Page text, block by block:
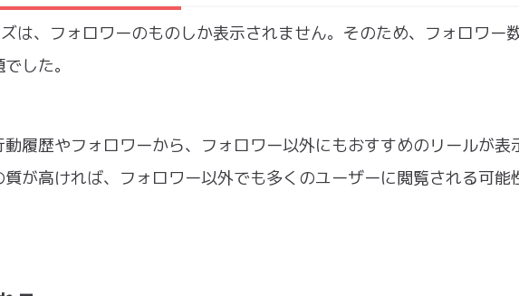
は、フォロワーのものしか表示されません。そのため、フォロワー
した。
履歴やフォロワーから、フォロワー以外にもおすすめのリールが表
が高ければ、フォロワー以外でも多くのユーザーに閲覧される可能